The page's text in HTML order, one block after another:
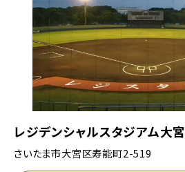
レジデンシャルスタジアム大宮
さいたま市大宮区寿能町2-519